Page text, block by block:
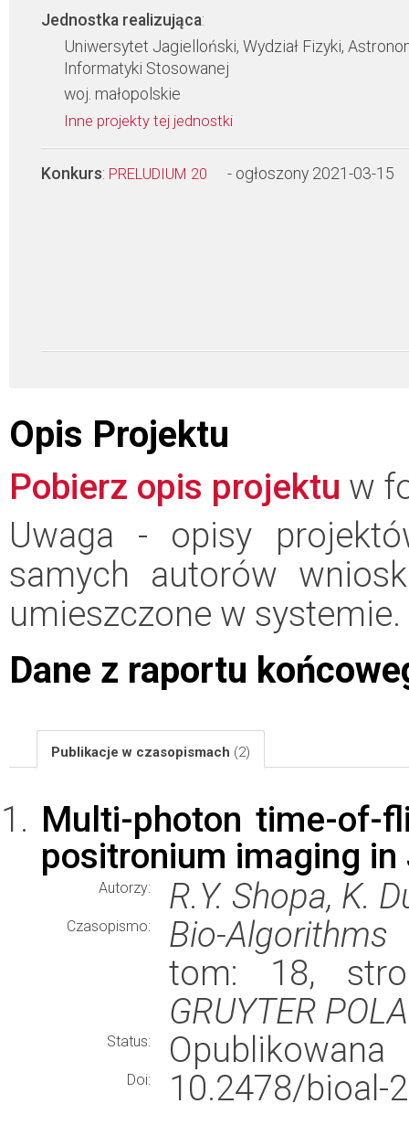
Jednostka realizująca:
Uniwersytet Jagielloński, Wydział Fizyki,
Informatyki Stosowanej
woj. małopolskie
Inne projekty tej jednostki
Konkurs: PRELUDIUM 20 - ogłoszony 2021-03-15
Opis Projektu
Pobierz opis projektu w
Uwaga - opisy
samych autorów
umieszczone w systemie.
Dane z raportu
Publikacje w czasopismach (2)
Multi-photon time-of-
positronium imaging in
Autorzy: R.Y. Shopa, K.
Czasopismo:
Bio-
tom: 18,
GRUYTER
Status: Opublikowana
Doi:
10.2478/bioal-